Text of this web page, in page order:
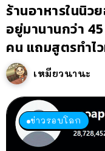
ร้านอาหารในนิว
อยู่มานานกว่า
คน แถมสูตรทำไ
เหมียวนานะ
ข่าวรอบโลก